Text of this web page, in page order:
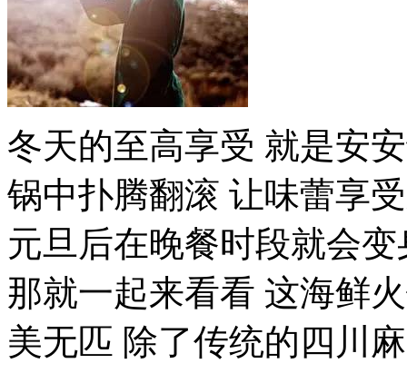
冬天的至高享受 就是安
锅中扑腾翻滚 让味蕾享
元旦后在晚餐时段就会
那就一起来看看 这海鲜
美无匹 除了传统的四川